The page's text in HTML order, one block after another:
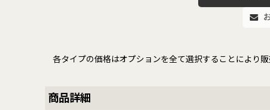
各タイプの価格はオプションを全て選択することにより販
商品詳細